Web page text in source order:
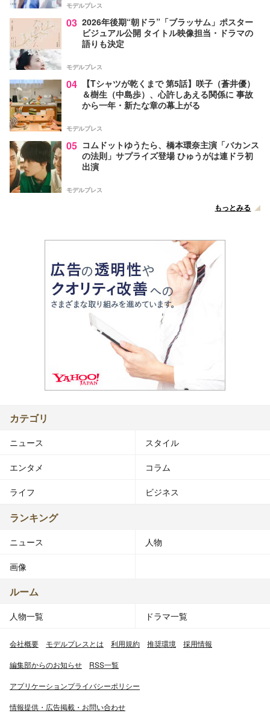
モデルプレス
03 2026年後期“朝ドラ”「ブラッサム」ポスター
ビジュアル公開 タイトル映像担当・ドラマの
語りも決定
モデルプレス
04
【Tシャツが乾くまで 第5話】咲子（蒼井優）
＆樹生（中島歩）、心許しあえる関係に 事故
から一年・新たな章の幕上がる
モデルプレス
05 コムドットゆうたら、橋本環奈主演「バカンス
の法則」サプライズ登場 ひゅうがは連ドラ初
出演
モデルプレス
もっとみる
カテゴリ
ニュース スタイル
エンタメ コラム
ライフ ビジネス
ランキング
ニュース 人物
画像
ルーム
人物一覧 ドラマ一覧
会社概要 モデルプレスとは 利用規約 推奨環境 採用情報
編集部からのお知らせ RSS一覧
アプリケーションプライバシーポリシー
情報提供・広告掲載・お問い合わせ